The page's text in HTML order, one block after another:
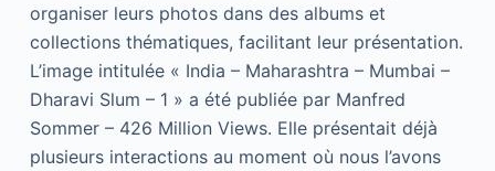
organiser leurs photos dans des albums et
collections thématiques, facilitant leur présentation.
L’image intitulée « India – Maharashtra – Mumbai –
Dharavi Slum – 1 » a été publiée par Manfred
Sommer – 426 Million Views. Elle présentait déjà
plusieurs interactions au moment où nous l’avons